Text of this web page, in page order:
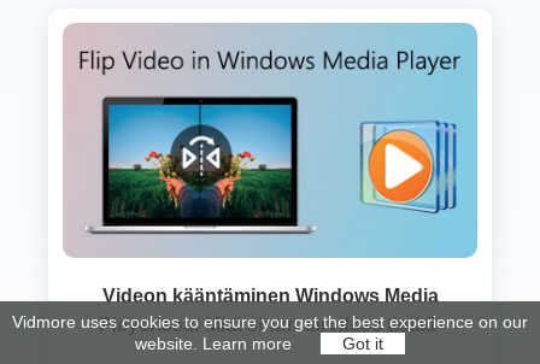
Videon kääntäminen Windows Media
Playerissa: Mitä sinun tarvitsee tietää
Vidmore uses cookies to ensure you get the best experience on our
website. Learn more Got it